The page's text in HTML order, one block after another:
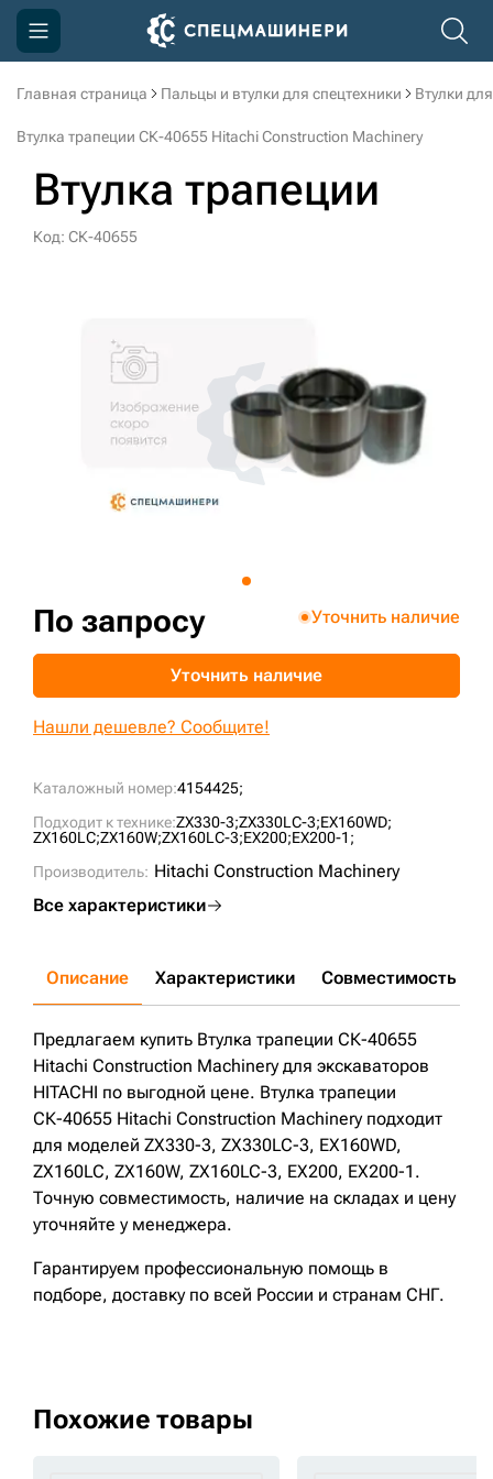
Главная страница Пальцы и втулки для спецтехники Втулки
Втулка трапеции СК-40655 Hitachi Construction Machinery
Втулка трапеции
Код: СК-40655
Каталожный номер:4154425;
Подходит к технике:ZX330-3;ZX330LC-3;EX160WD;
ZX160LC;ZX160W;ZX160LC-3;EX200;EX200-1;
Производитель: Hitachi Construction Machinery
Все характеристики
По запросу Уточнить наличие
Уточнить наличие
Нашли дешевле? Сообщите!
Описание Характеристики Совместимость
Предлагаем купить Втулка трапеции СК-40655
Hitachi Construction Machinery для экскаваторов
HITACHI по выгодной цене. Втулка трапеции
СК-40655 Hitachi Construction Machinery подходит
для моделей ZX330-3, ZX330LC-3, EX160WD,
ZX160LC, ZX160W, ZX160LC-3, EX200, EX200-1.
Точную совместимость, наличие на складах и цену
уточняйте у менеджера.
Гарантируем профессиональную помощь в
подборе, доставку по всей России и странам СНГ.
Похожие товары
Компания
Доставка и оплата
Информация
3D тур по производству
3D тур по складам
+7 (499) 394-50-93